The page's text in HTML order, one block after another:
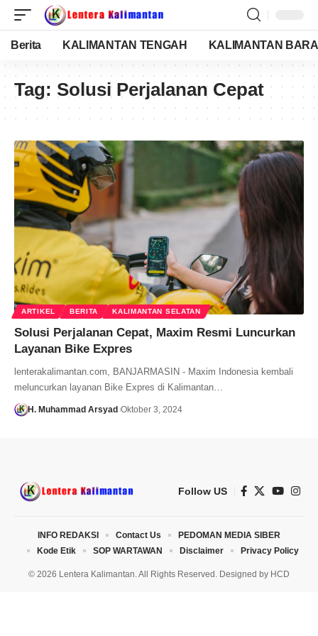
Berita KALIMANTAN TENGAH KALIMANTAN
Tag: Solusi Perjalanan Cepat
ARTIKEL BERITA KALIMANTAN SELATAN
Solusi Perjalanan Cepat, Maxim Resmi Luncurkan
Layanan Bike Expres
lenterakalimantan.com, BANJARMASIN - Maxim Indonesia kembali
meluncurkan layanan Bike Expres di Kalimantan…
H. Muhammad Arsyad Oktober 3, 2024
Follow US
© 2026 Lentera Kalimantan. All Rights Reserved. Designed by HCD
INFO REDAKSI Contact Us
PEDOMAN MEDIA SIBER
Kode Etik
SOP WARTAWAN Disclaimer Privacy Policy